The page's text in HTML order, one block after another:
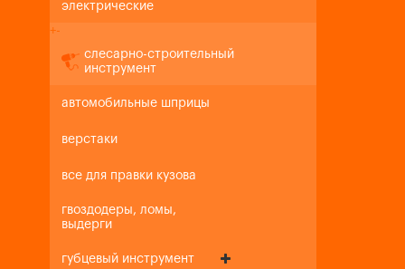
электрические
+-
слесарно-строительный
инструмент
автомобильные шприцы
верстаки
все для правки кузова
гвоздодеры, ломы,
выдерги
губцевый инструмент